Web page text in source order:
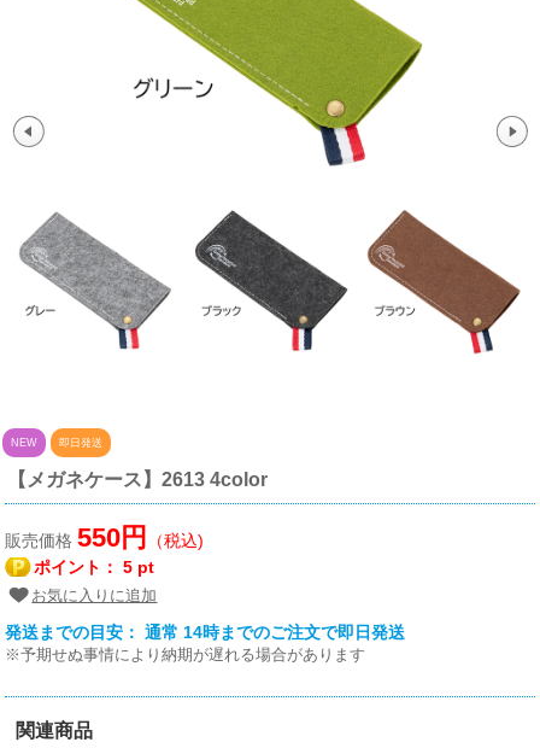
NEW 即日発送
【メガネケース】2613 4color
販売価格550円
（税込)
ポイント：5 pt
お気に入りに追加
発送までの目安： 通常 14時までのご注文で即日発送
※予期せぬ事情により納期が遅れる場合があります
関連商品